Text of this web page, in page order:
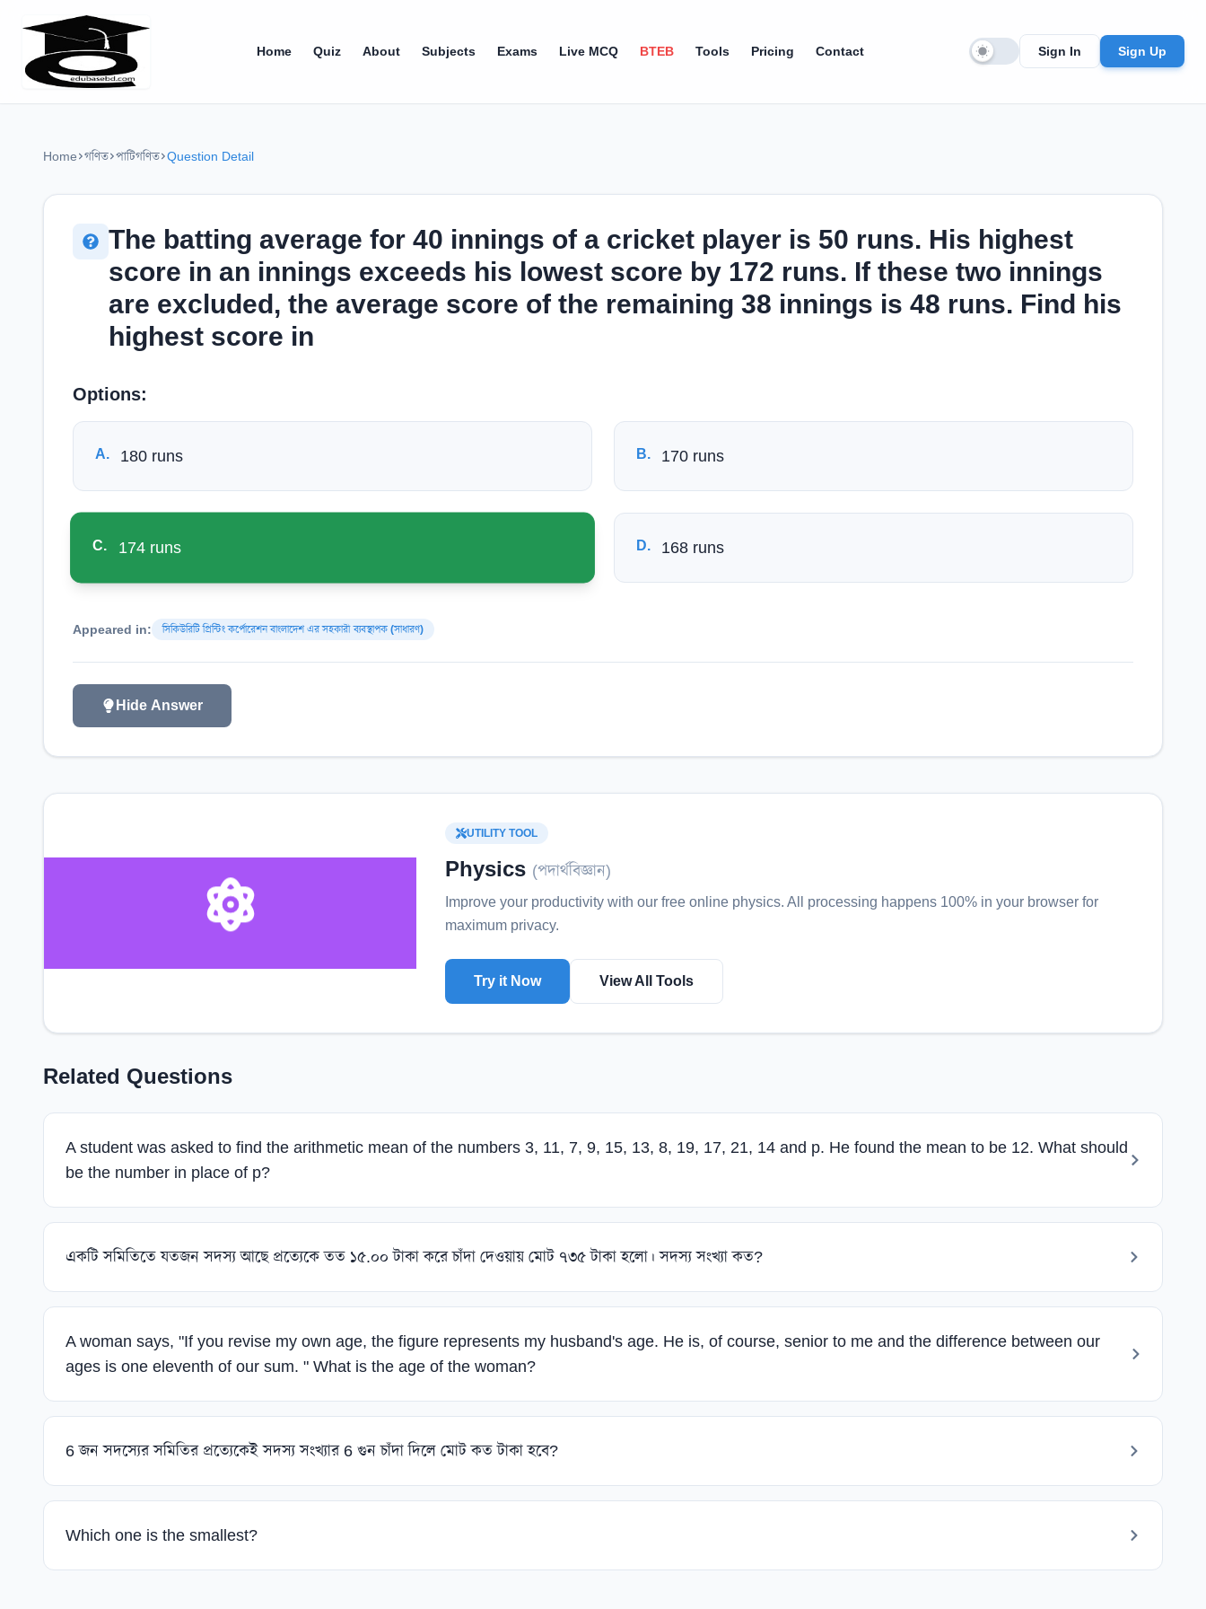
Home Quiz About Subjects Exams Live MCQ BTEB Tools Pricing Contact Sign In Sign Up
Home গণিত পাটিগণিত Question Detail
The batting average for 40 innings of a cricket player is 50 runs. His highest
score in an innings exceeds his lowest score by 172 runs. If these two innings
are excluded, the average score of the remaining 38 innings is 48 runs. Find his
highest score in
Options:
A. 180 runs B. 170 runs
C. 174 runs D. 168 runs
Appeared in: সিকিউরিটি প্রিন্টিং কর্পোরেশন বাংলাদেশ এর সহকারী ব্যবস্থাপক (সাধারণ)
Hide Answer
UTILITY TOOL
Physics (পদার্থবিজ্ঞান)
Improve your productivity with our free online physics. All processing happens 100% in your browser for
maximum privacy.
Try it Now View All Tools
Related Questions
A student was asked to find the arithmetic mean of the numbers 3, 11, 7, 9, 15, 13, 8, 19, 17, 21, 14 and p. He found the mean to be 12. What should
be the number in place of p?
একটি সমিতিতে যতজন সদস্য আছে প্রত্যেকে তত ১৫.০০ টাকা করে চাঁদা দেওয়ায় মোট ৭৩৫ টাকা হলো। সদস্য সংখ্যা কত?
A woman says, "If you revise my own age, the figure represents my husband's age. He is, of course, senior to me and the difference between our
ages is one eleventh of our sum. " What is the age of the woman?
6 জন সদস্যের সমিতির প্রত্যেকেই সদস্য সংখ্যার 6 গুন চাঁদা দিলে মোট কত টাকা হবে?
Which one is the smallest?